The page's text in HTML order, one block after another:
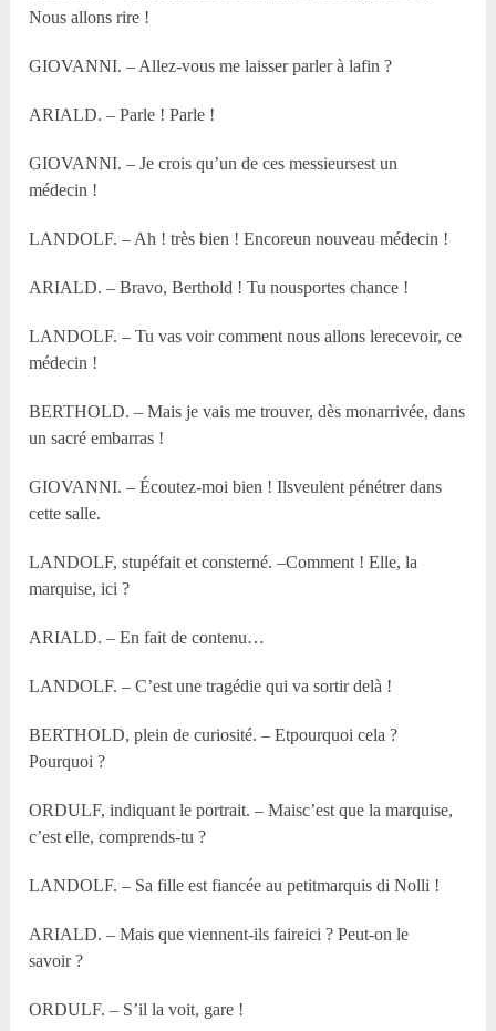
Nous allons rire !
GIOVANNI. – Allez-vous me laisser parler à lafin ?
ARIALD. – Parle ! Parle !
GIOVANNI. – Je crois qu’un de ces messieursest un
médecin !
LANDOLF. – Ah ! très bien ! Encoreun nouveau médecin !
ARIALD. – Bravo, Berthold ! Tu nousportes chance !
LANDOLF. – Tu vas voir comment nous allons lerecevoir, ce
médecin !
BERTHOLD. – Mais je vais me trouver, dès monarrivée, dans
un sacré embarras !
GIOVANNI. – Écoutez-moi bien ! Ilsveulent pénétrer dans
cette salle.
LANDOLF, stupéfait et consterné. –Comment ! Elle, la
marquise, ici ?
ARIALD. – En fait de contenu…
LANDOLF. – C’est une tragédie qui va sortir delà !
BERTHOLD, plein de curiosité. – Etpourquoi cela ?
Pourquoi ?
ORDULF, indiquant le portrait. – Maisc’est que la marquise,
c’est elle, comprends-tu ?
LANDOLF. – Sa fille est fiancée au petitmarquis di Nolli !
ARIALD. – Mais que viennent-ils faireici ? Peut-on le
savoir ?
ORDULF. – S’il la voit, gare !